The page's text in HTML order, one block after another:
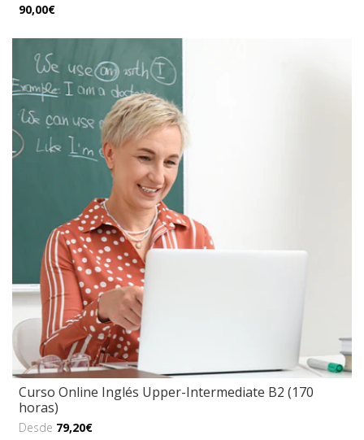
90,00€
Curso Online Inglés Upper-Intermediate B2 (170
horas)
Desde 79,20€